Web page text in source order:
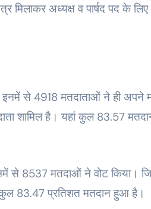
मिलाकर अध्यक्ष व पार्षद पद के
से 4918 मतदाताओं ने ही अपने
शामिल है। यहां कुल 83.57
से 8537 मतदाओं ने वोट किया।
कुल 83.47 प्रतिशत मतदान हुआ है।